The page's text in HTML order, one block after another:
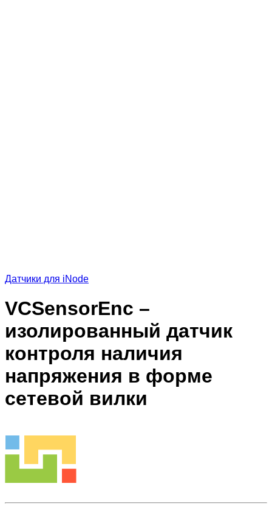
Датчики для iNode
VCSensorEnc –
изолированный датчик
контроля наличия
напряжения в форме
сетевой вилки